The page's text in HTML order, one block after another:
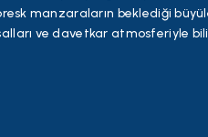
manzaraların beklediği
ve davetkar atmosferiyle
gözlerden uzak bir koya ev